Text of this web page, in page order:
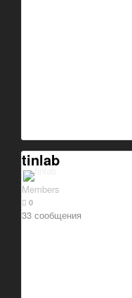
tinlab
Members
0
33 сообщения